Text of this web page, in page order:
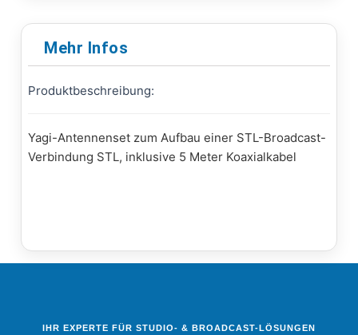
Mehr Infos
Produktbeschreibung:
Yagi-Antennenset zum Aufbau einer STL-Broadcast-
Verbindung STL, inklusive 5 Meter Koaxialkabel
IHR EXPERTE FÜR STUDIO- & BROADCAST-LÖSUNGEN